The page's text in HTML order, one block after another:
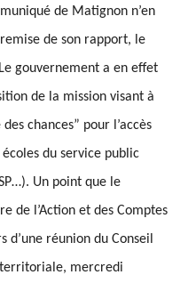
de Matignon n’en
de son rapport, le
gouvernement a en effet
de la mission visant à
chances” pour l’accès
du service public
Un point que le
de l’Action et des Comptes
d’une réunion du Conseil
mercredi